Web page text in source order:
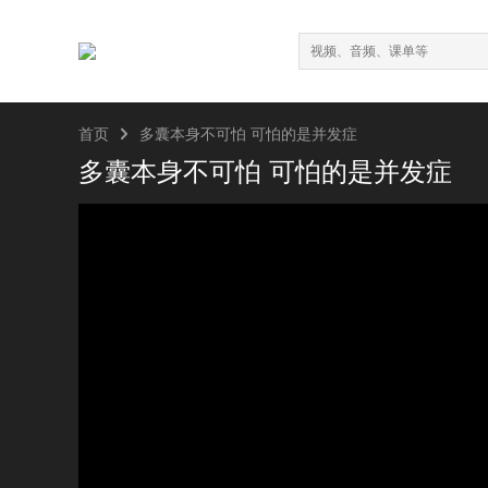
首页  多囊本身不可怕 可怕的是并发症
多囊本身不可怕 可怕的是并发症